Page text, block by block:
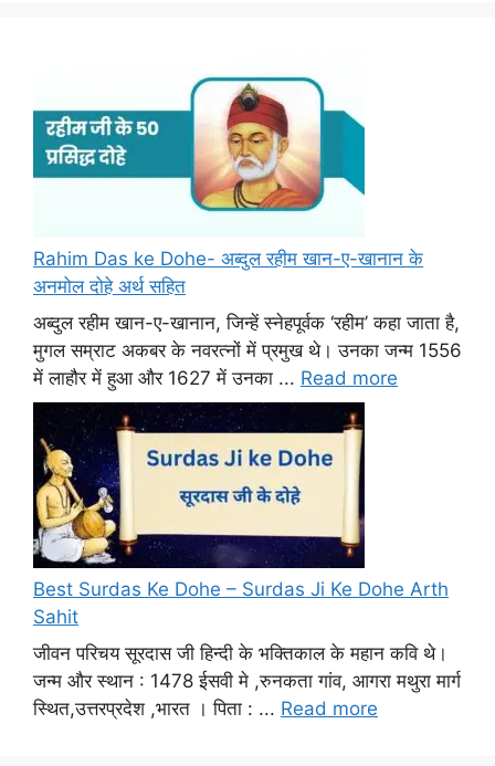
Rahim Das ke Dohe- अब्दुल रहीम खान-ए-खानान के
अनमोल दोहे अर्थ सहित
अब्दुल रहीम खान-ए-खानान, जिन्हें स्नेहपूर्वक ‘रहीम’ कहा जाता है,
मुगल सम्राट अकबर के नवरत्नों में प्रमुख थे। उनका जन्म 1556
में लाहौर में हुआ और 1627 में उनका ... Read more
Best Surdas Ke Dohe – Surdas Ji Ke Dohe Arth
Sahit
जीवन परिचय सूरदास जी हिन्दी के भक्तिकाल के महान कवि थे।
जन्म और स्थान : 1478 ईसवी मे ,रुनकता गांव, आगरा मथुरा मार्ग
स्थित,उत्तरप्रदेश ,भारत । पिता : ... Read more